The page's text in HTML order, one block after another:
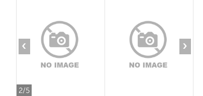
2/5
‹ ›